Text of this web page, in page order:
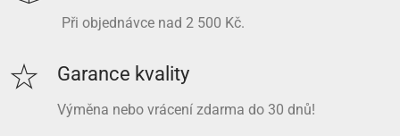
Při objednávce nad 2 500 Kč.
Garance kvality
Výměna nebo vrácení zdarma do 30 dnů!